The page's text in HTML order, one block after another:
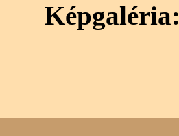
Képgaléria: